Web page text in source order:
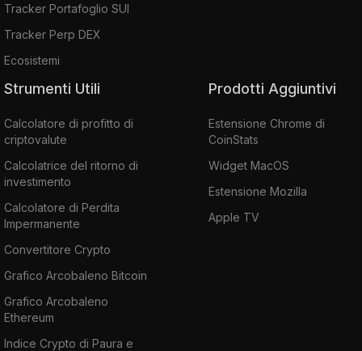
Tracker Portafoglio SUI
Tracker Perp DEX
Ecosistemi
Strumenti Utili
Calcolatore di profitto di
criptovalute
Calcolatrice del ritorno di
investimento
Calcolatore di Perdita
Impermanente
Convertitore Crypto
Grafico Arcobaleno Bitcoin
Grafico Arcobaleno
Ethereum
Indice Crypto di Paura e
Prodotti Aggiuntivi
Estensione Chrome di
CoinStats
Widget MacOS
Estensione Mozilla
Apple TV